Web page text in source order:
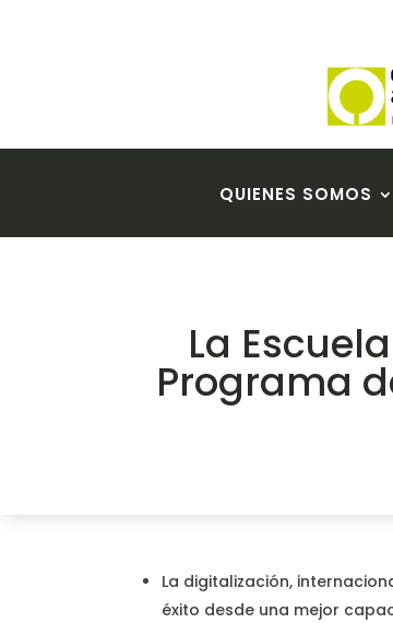
QUIENES SOMOS
La
Programa
La digitalización,
éxito desde una mejor